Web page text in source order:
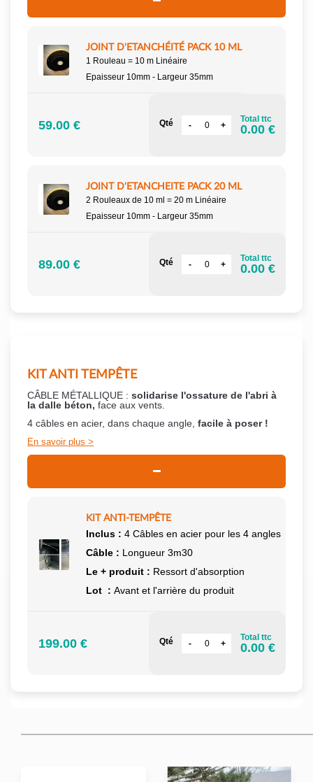
JOINT D'ETANCHÉITÉ PACK 10 ML
1 Rouleau = 10 m Linéaire
Epaisseur 10mm - Largeur 35mm
59.00 € Qté Total ttc
0.00 €
JOINT D'ETANCHEITE PACK 20 ML
2 Rouleaux de 10 ml = 20 m Linéaire
Epaisseur 10mm - Largeur 35mm
89.00 € Qté Total ttc
0.00 €
KIT ANTI TEMPÊTE
CÂBLE MÉTALLIQUE : solidarise l'ossature de l'abri à
la dalle béton, face aux vents.
4 câbles en acier, dans chaque angle, facile à poser !
En savoir plus
KIT ANTI-TEMPÊTE
Inclus : 4 Câbles en acier pour les 4 angles
Câble : Longueur 3m30
Le + produit : Ressort d'absorption
Lot : Avant et l'arrière du produit
199.00 € Qté Total ttc
0.00 €